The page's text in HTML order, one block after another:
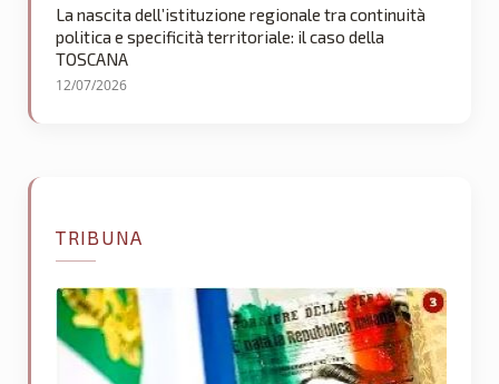
La nascita dell’istituzione regionale tra continuità
politica e specificità territoriale: il caso della
TOSCANA
12/07/2026
TRIBUNA